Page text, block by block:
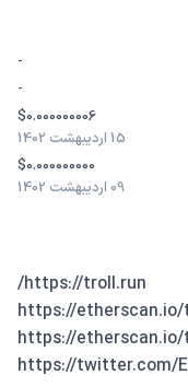
-
-
$0.000000006
15 اردیبهشت 1402
$0.000000000
09 اردیبهشت 1402
https://troll.run/